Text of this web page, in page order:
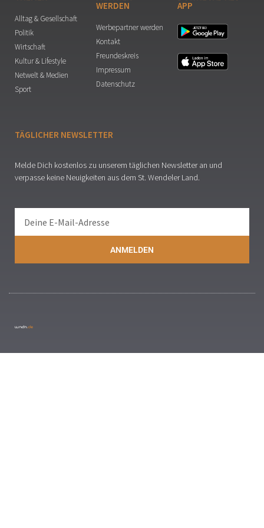
Alltag & Gesellschaft
Politik
Wirtschaft
Kultur & Lifestyle
Netwelt & Medien
Sport
WERDEN
Werbepartner werden
Kontakt
Freundeskreis
Impressum
Datenschutz
APP
TÄGLICHER NEWSLETTER
Melde Dich kostenlos zu unserem täglichen Newsletter an und
verpasse keine Neuigkeiten aus dem St. Wendeler Land.
ANMELDEN